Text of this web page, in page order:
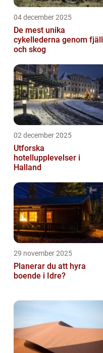
04 december 2025
De mest unika
cykellederna genom fjäll
och skog
02 december 2025
Utforska
hotellupplevelser i
Halland
29 november 2025
Planerar du att hyra
boende i Idre?